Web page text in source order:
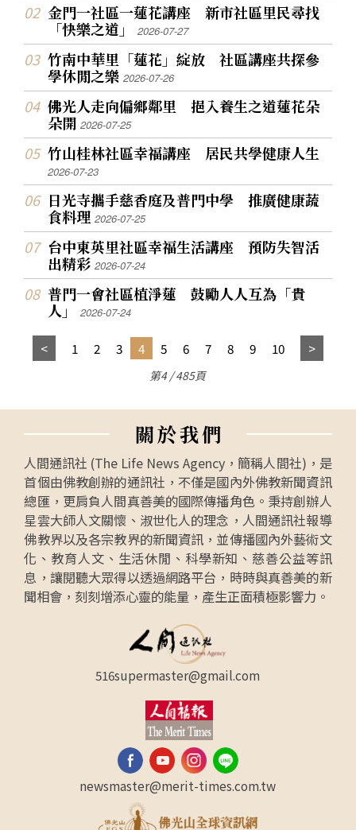
金門一社區一蓮花講座 新市社區里民尋找
「快樂之道」2026-07-27
竹南中華里「蓮花」綻放 社區講座共探參
學休閒之樂2026-07-26
佛光人走向偏鄉鄰里 挹入養生之道蓮花朵
朵開2026-07-25
竹山桂林社區幸福講座 居民共學健康人生
2026-07-23
日光寺攜手慈香庭及普門中學 推廣健康蔬
食料理2026-07-25
台中東英里社區幸福生活講座 預防失智活
出精彩2026-07-24
普門一會社區植淨蓮 鼓勵人人互為「貴
人」2026-07-24
1 2 3 4 5 6 7 8 9 10
第4 / 485頁
關於我們
人間通訊社 (The Life News Agency，簡稱人間社)，是
首個由佛教創辦的通訊社，不僅是國內外佛教新聞資訊
總匯，更肩負人間真善美的國際傳播角色。秉持創辦人
星雲大師人文關懷、淑世化人的理念，人間通訊社報導
佛教界以及各宗教界的新聞資訊，並傳播國內外藝術文
化、教育人文、生活休閒、科學新知、慈善公益等訊
息，讓閱聽大眾得以透過網路平台，時時與真善美的新
聞相會，刻刻增添心靈的能量，產生正面積極影響力。
516supermaster@gmail.com
newsmaster@merit-times.com.tw